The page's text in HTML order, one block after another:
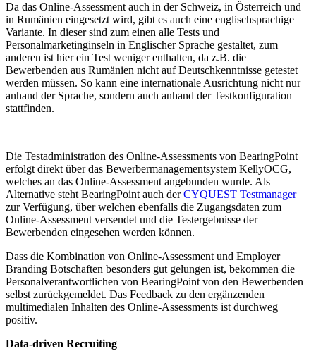
Da das Online-Assessment auch in der Schweiz, in Österreich und
in Rumänien eingesetzt wird, gibt es auch eine englischsprachige
Variante. In dieser sind zum einen alle Tests und
Personalmarketinginseln in Englischer Sprache gestaltet, zum
anderen ist hier ein Test weniger enthalten, da z.B. die
Bewerbenden aus Rumänien nicht auf Deutschkenntnisse getestet
werden müssen. So kann eine internationale Ausrichtung nicht nur
anhand der Sprache, sondern auch anhand der Testkonfiguration
stattfinden.
Die Testadministration des Online-Assessments von BearingPoint
erfolgt direkt über das Bewerbermanagementsystem KellyOCG,
welches an das Online-Assessment angebunden wurde. Als
Alternative steht BearingPoint auch derCYQUEST Testmanager
zur Verfügung, über welchen ebenfalls die Zugangsdaten zum
Online-Assessment versendet und die Testergebnisse der
Bewerbenden eingesehen werden können.
Dass die Kombination von Online-Assessment und Employer
Branding Botschaften besonders gut gelungen ist, bekommen die
Personalverantwortlichen von BearingPoint von den Bewerbenden
selbst zurückgemeldet. Das Feedback zu den ergänzenden
multimedialen Inhalten des Online-Assessments ist durchweg
positiv.
Data-driven Recruiting